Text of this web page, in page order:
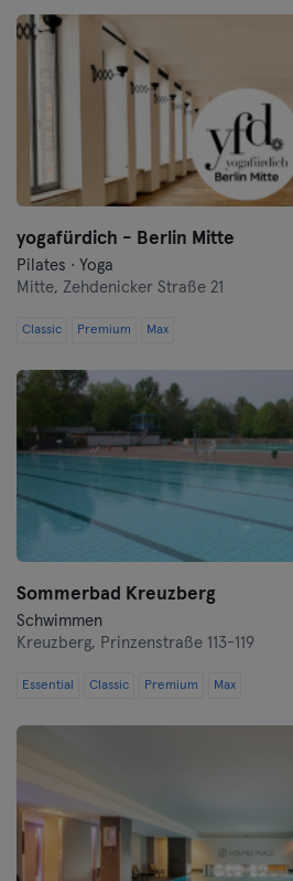
yogafürdich - Berlin Mitte
Pilates · Yoga
Mitte, Zehdenicker Straße 21
Classic Premium Max
Sommerbad Kreuzberg
Schwimmen
Kreuzberg, Prinzenstraße 113-119
Essential Classic Premium Max
Göppingen
Halle
Hamburg
Hanau
Heidenheim
Hof
Homburg
Ingolstadt
Karlsruhe
Kiel
Kleve
Landshut